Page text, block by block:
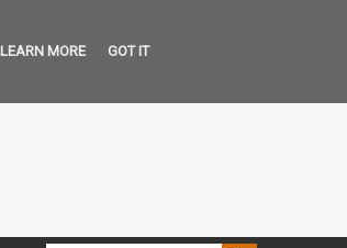
LEARN MORE GOT IT